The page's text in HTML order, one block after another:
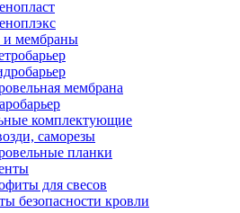
и мембраны
мембрана
комплектующие
саморезы
планки
для свесов
безопасности кровли